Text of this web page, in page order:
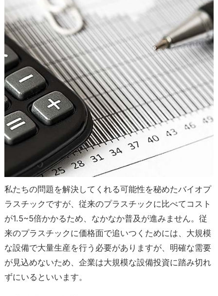
私たちの問題を解決してくれる可能性を秘めたバイオプ
ラスチックですが、従来のプラスチックに比べてコスト
が1.5~5倍かかるため、なかなか普及が進みません。従
来のプラスチックに価格面で追いつくためには、大規模
な設備で大量生産を行う必要がありますが、明確な需要
が見込めないため、企業は大規模な設備投資に踏み切れ
ずにいるといいます。